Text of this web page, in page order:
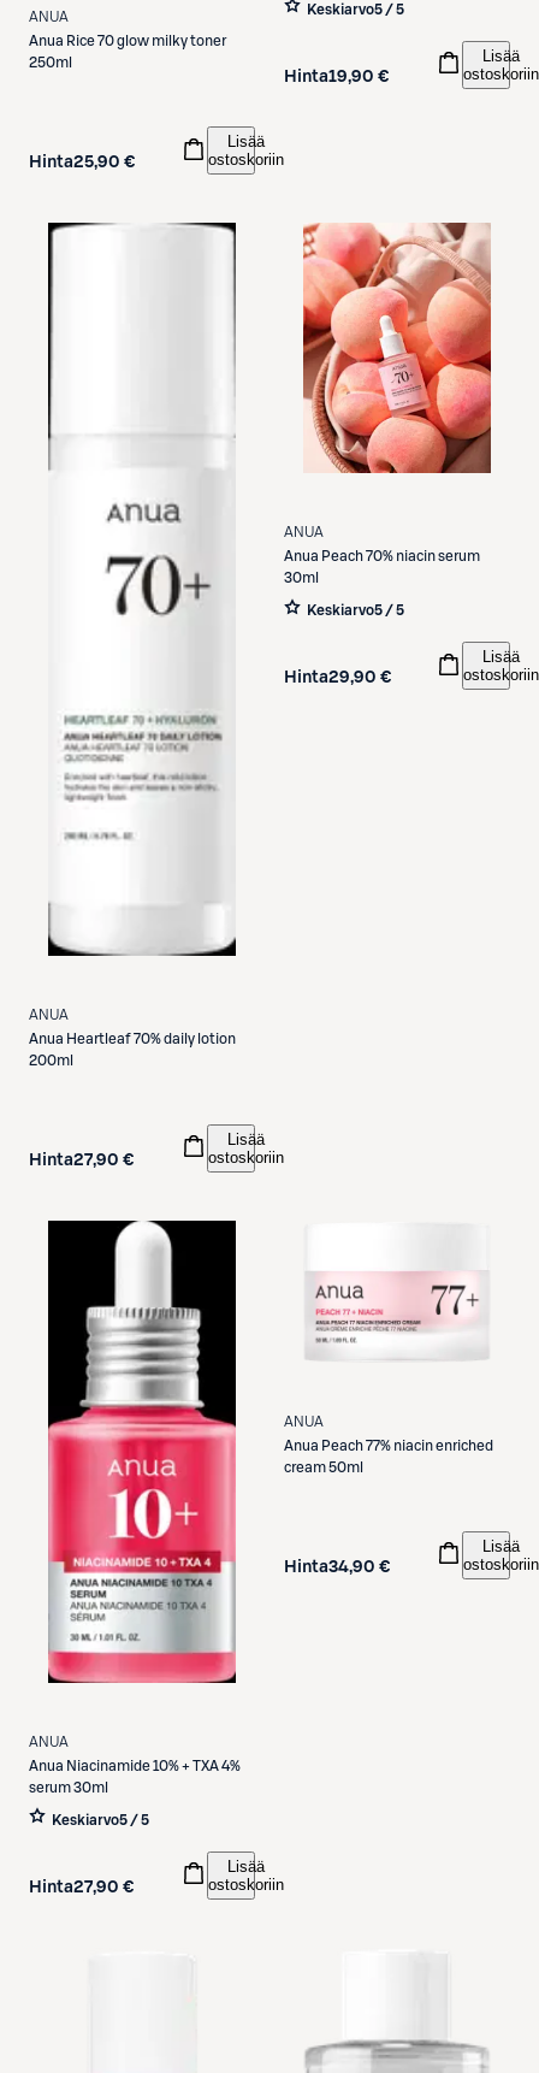
ANUA
Anua Rice 70 glow milky toner
250ml
Hinta25,90 €
Lisää
ostoskoriin
Keskiarvo5 / 5
Hinta19,90 €
Lisää
ostoskoriin
ANUA
Anua Heartleaf 70% daily lotion
200ml
Hinta27,90 €
Lisää
ostoskoriin
ANUA
Anua Peach 70% niacin serum
30ml
Keskiarvo5 / 5
Hinta29,90 €
Lisää
ostoskoriin
ANUA
Anua Niacinamide 10% + TXA 4%
serum 30ml
Keskiarvo5 / 5
Hinta27,90 €
Lisää
ostoskoriin
ANUA
Anua Peach 77% niacin enriched
cream 50ml
Hinta34,90 €
Lisää
ostoskoriin